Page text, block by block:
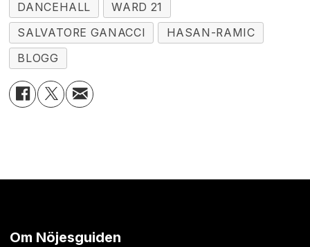
DANCEHALL
WARD 21
SALVATORE GANACCI
HASAN-RAMIC
BLOGG
Om Nöjesguiden